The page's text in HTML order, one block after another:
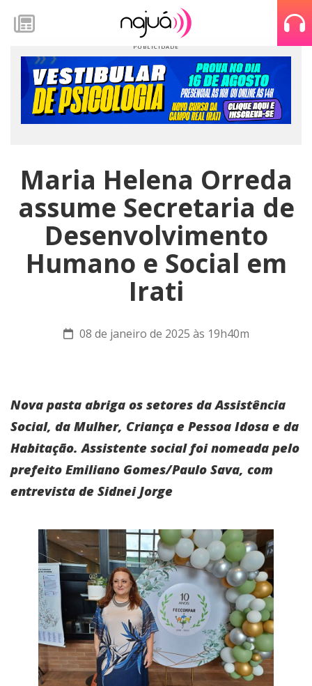
Maria Helena Orreda
assume Secretaria de
Desenvolvimento
Humano e Social em
Irati
08 de janeiro de 2025 às 19h40m
Nova pasta abriga os setores da Assistência
Social, da Mulher, Criança e Pessoa Idosa e da
Habitação. Assistente social foi nomeada pelo
prefeito Emiliano Gomes/Paulo Sava, com
entrevista de Sidnei Jorge